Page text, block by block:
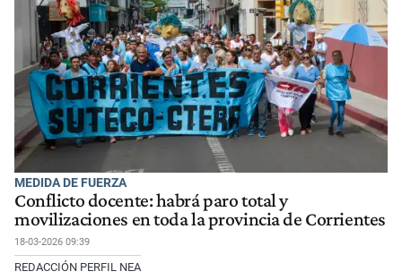
MEDIDA DE FUERZA
Conflicto docente: habrá paro total y
movilizaciones en toda la provincia de Corrientes
18-03-2026 09:39
REDACCIÓN PERFIL NEA